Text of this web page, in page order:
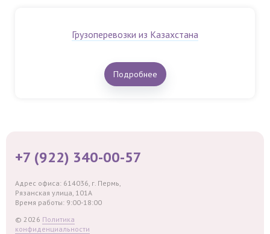
Грузоперевозки из Казахстана
Подробнее
+7 (922) 340-00-57
Адрес офиса: 614036, г. Пермь,
Рязанская улица, 101А
Время работы: 9:00-18:00
© 2026 Политика
конфиденциальности